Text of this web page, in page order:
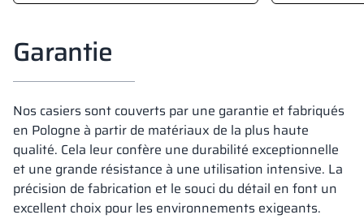
Garantie
Nos casiers sont couverts par une garantie et fabriqués
en Pologne à partir de matériaux de la plus haute
qualité. Cela leur confère une durabilité exceptionnelle
et une grande résistance à une utilisation intensive. La
précision de fabrication et le souci du détail en font un
excellent choix pour les environnements exigeants.